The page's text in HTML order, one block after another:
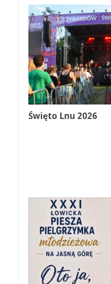
Święto Lnu 2026